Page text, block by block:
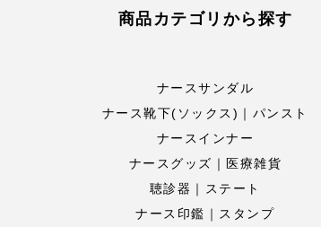
商品カテゴリから探す
ナースサンダル
ナース靴下(ソックス)｜パンスト
ナースインナー
ナースグッズ｜医療雑貨
聴診器｜ステート
ナース印鑑｜スタンプ